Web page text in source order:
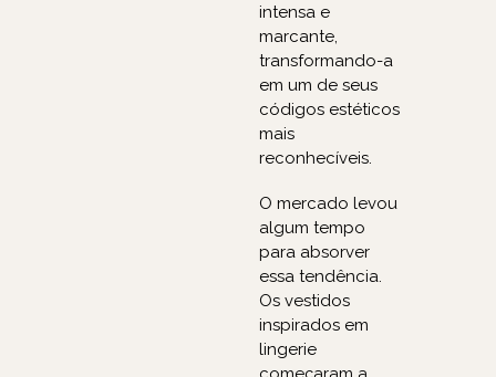
intensa e
marcante,
transformando-a
em um de seus
códigos estéticos
mais
reconhecíveis.
O mercado levou
algum tempo
para absorver
essa tendência.
Os vestidos
inspirados em
lingerie